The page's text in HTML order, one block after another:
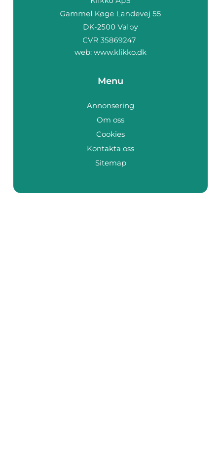
web: www.klikko.dk
Menu
Annonsering
Om oss
Cookies
Kontakta oss
Sitemap